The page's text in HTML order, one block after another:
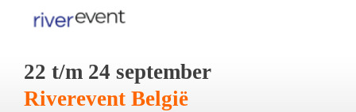
22 t/m 24 september
Riverevent België